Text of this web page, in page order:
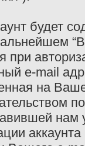
будет
при
e-mail
на
нам